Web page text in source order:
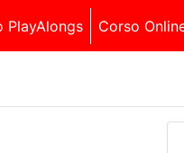
PlayAlongs Corso